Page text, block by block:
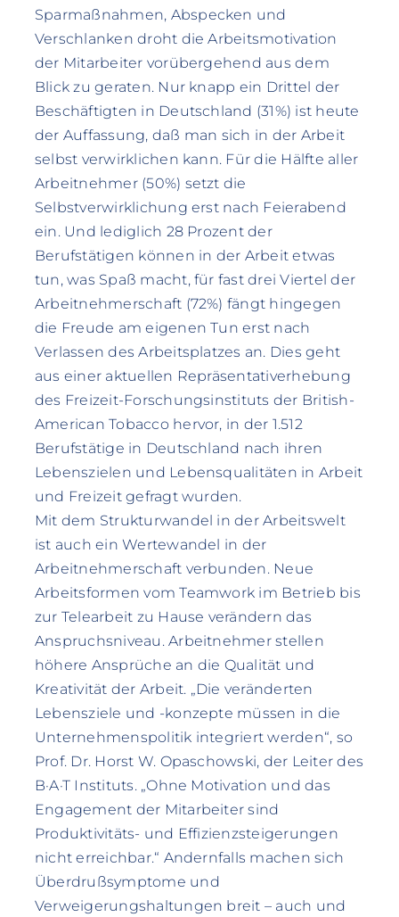
Sparmaßnahmen, Abspecken und
Verschlanken droht die Arbeitsmotivation
der Mitarbeiter vorübergehend aus dem
Blick zu geraten. Nur knapp ein Drittel der
Beschäftigten in Deutschland (31%) ist heute
der Auffassung, daß man sich in der Arbeit
selbst verwirklichen kann. Für die Hälfte aller
Arbeitnehmer (50%) setzt die
Selbstverwirklichung erst nach Feierabend
ein. Und lediglich 28 Prozent der
Berufstätigen können in der Arbeit etwas
tun, was Spaß macht, für fast drei Viertel der
Arbeitnehmerschaft (72%) fängt hingegen
die Freude am eigenen Tun erst nach
Verlassen des Arbeitsplatzes an. Dies geht
aus einer aktuellen Repräsentativerhebung
des Freizeit-Forschungsinstituts der British-
American Tobacco hervor, in der 1.512
Berufstätige in Deutschland nach ihren
Lebenszielen und Lebensqualitäten in Arbeit
und Freizeit gefragt wurden.
Mit dem Strukturwandel in der Arbeitswelt
ist auch ein Wertewandel in der
Arbeitnehmerschaft verbunden. Neue
Arbeitsformen vom Teamwork im Betrieb bis
zur Telearbeit zu Hause verändern das
Anspruchsniveau. Arbeitnehmer stellen
höhere Ansprüche an die Qualität und
Kreativität der Arbeit. „Die veränderten
Lebensziele und -konzepte müssen in die
Unternehmenspolitik integriert werden“, so
Prof. Dr. Horst W. Opaschowski, der Leiter des
B·A·T Instituts. „Ohne Motivation und das
Engagement der Mitarbeiter sind
Produktivitäts- und Effizienzsteigerungen
nicht erreichbar.“ Andernfalls machen sich
Überdrußsymptome und
Verweigerungshaltungen breit – auch und